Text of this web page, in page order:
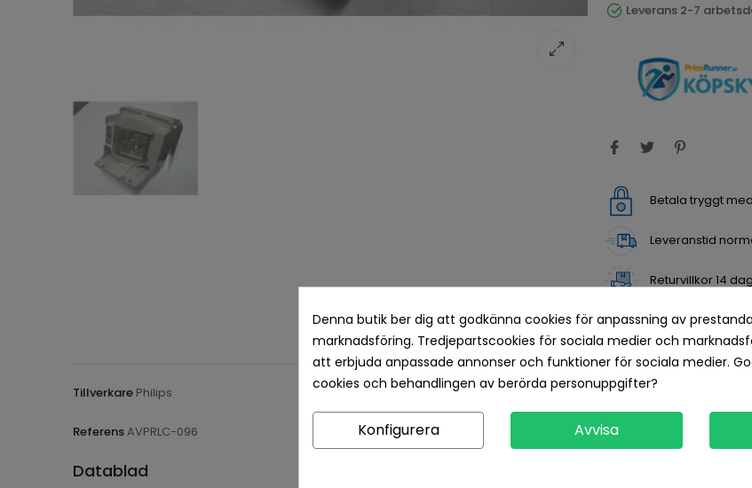
Leverans 2-7
Betala tryggt
Leveranstid
Returvillkor 14
Produktdetaljer Recensioner
Tillverkare Philips
ReferensAVPRLC-096
Datablad
Denna butik ber dig att godkänna cookies för anpassning av
marknadsföring. Tredjepartscookies för sociala medier och
att erbjuda anpassade annonser och funktioner för sociala medier.
cookies och behandlingen av berörda personuppgifter?
Konfigurera Avvisa